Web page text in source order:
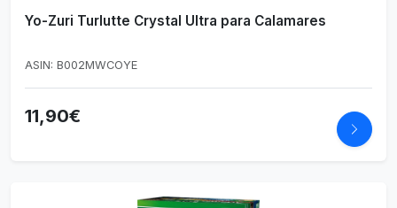
Yo-Zuri Turlutte Crystal Ultra para Calamares
ASIN: B002MWCOYE
11,90€